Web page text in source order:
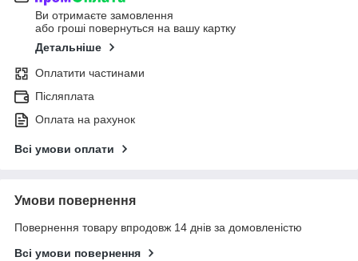
Ви отримаєте замовлення
або гроші повернуться на вашу картку
Детальніше
Оплатити частинами
Післяплата
Оплата на рахунок
Всі умови оплати
Умови повернення
Повернення товару впродовж 14 днів за домовленістю
Всі умови повернення